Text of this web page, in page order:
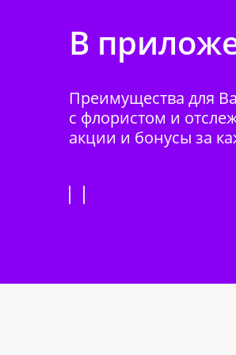
В
Преимущества для
с флористом и
акции и бонусы за